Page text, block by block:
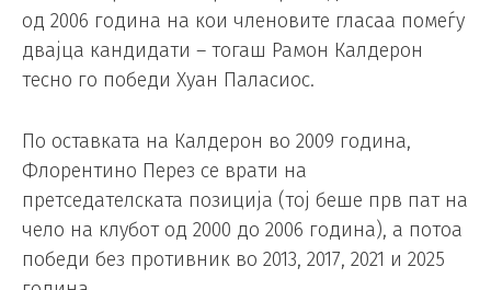
од 2006 година на кои членовите гласаа помеѓу
двајца кандидати – тогаш Рамон Калдерон
тесно го победи Хуан Паласиос.
По оставката на Калдерон во 2009 година,
Флорентино Перез се врати на
претседателската позиција (тој беше прв пат на
чело на клубот од 2000 до 2006 година), а потоа
победи без противник во 2013, 2017, 2021 и 2025